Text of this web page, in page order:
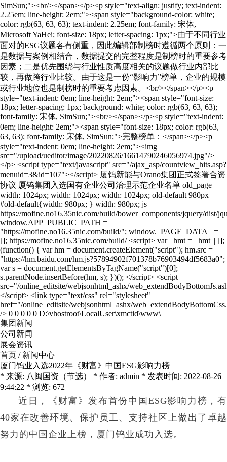
集团新闻
公司新闻
展会资讯
首页 / 新闻中心
厦门钨业入选2022年《财富》中国ESG影响力榜
* 来源: 八闽国资（节选） * 作者: admin * 发表时间: 2022-08-26
9:44:22 * 浏览: 672
近日，《财富》发布首份中国ESG影响力榜，有
40家在改善环境、保护员工、支持社区上做出了卓越
努力的中国企业上榜，厦门钨业成功入选。